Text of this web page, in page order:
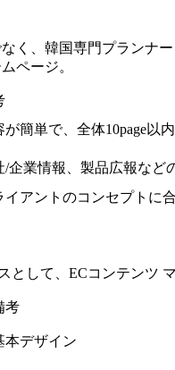
く、韓国専門プランナ
ページ。
が簡単で、全体10page以
/企業情報、製品広報など
イアントのコンセプトに
として、ECコンテンツ
考
本デザイン